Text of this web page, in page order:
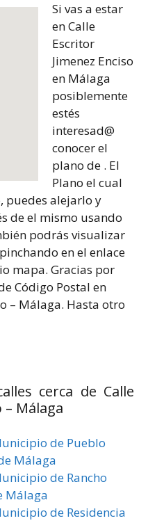
Si vas a estar
en Calle
Escritor
Jimenez Enciso
en Málaga
posiblemente
estés
interesad@
conocer el
plano de . El
Plano el cual
puedes alejarlo y
de el mismo usando
podrás visualizar
en el enlace
mapa. Gracias por
Código Postal en
– Málaga. Hasta otro
cerca de Calle
– Málaga
de Pueblo
Málaga
de Rancho
Málaga
de Residencia